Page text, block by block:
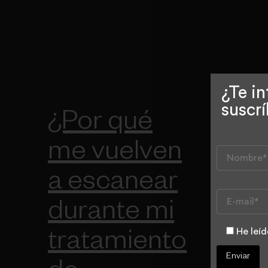
¿Por qué
me vuelven
a escanear
durante mi
tratamiento
¿Te
He